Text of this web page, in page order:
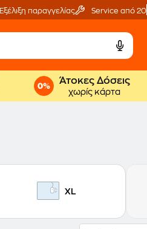
Εξέλιξη παραγγελίας Service από 20'
Άτοκες Δόσεις
χωρίς κάρτα
XL